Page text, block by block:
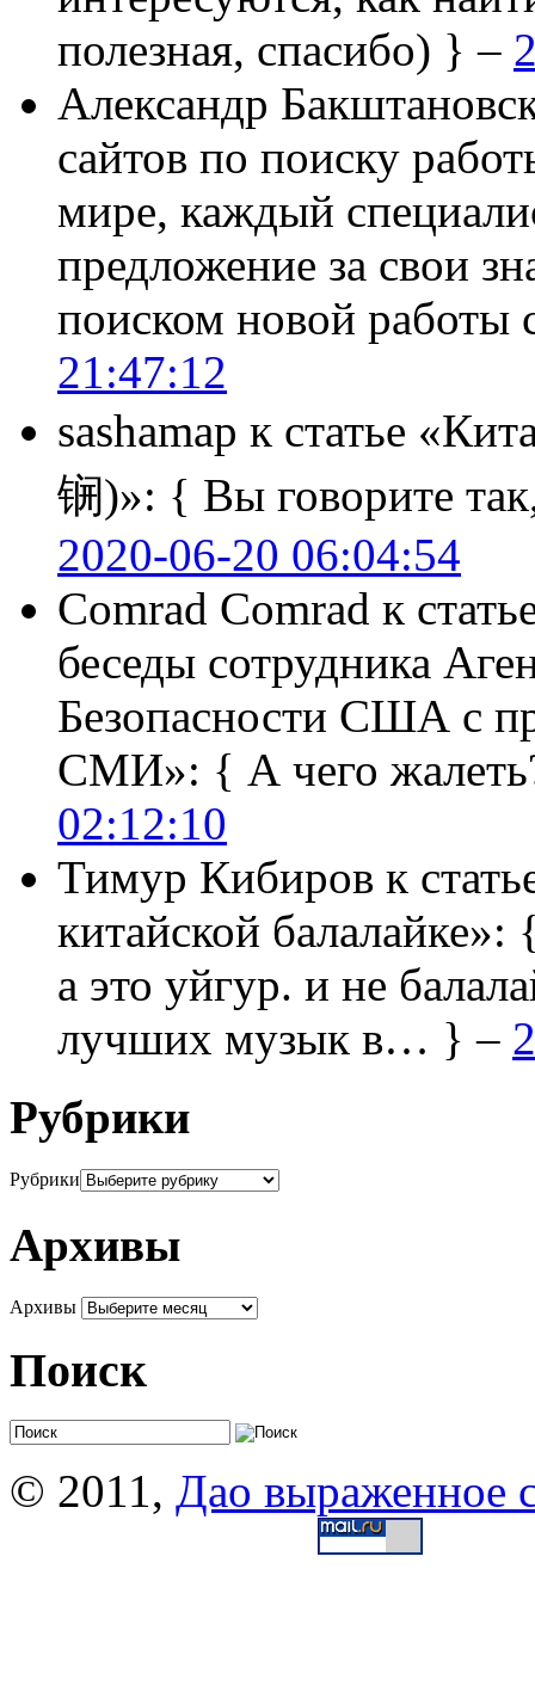
полезная, спасибо) } –
Александр
сайтов по поиску
мире, каждый
предложение за свои
поиском новой
21:47:12
sashamap к статье
锎)»: { Вы говорите
2020-06-20 06:04:54
Comrad Comrad к
беседы сотрудника
Безопасности США с
СМИ»: { А чего
02:12:10
Тимур Кибиров к
китайской балалайке»:
а это уйгур. и не
лучших музык в… } –
Рубрики
Рубрики
Архивы
Архивы
Поиск
© 2011, Дао выраженное